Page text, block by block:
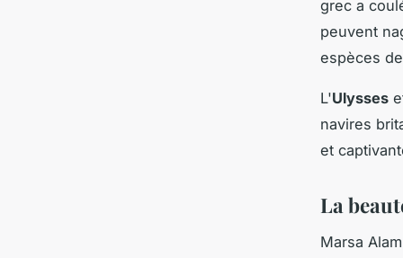
grec a
peuvent
espèces
L'Ulysses
navires
et
La
Marsa